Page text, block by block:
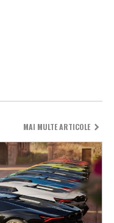
MAI MULTE ARTICOLE